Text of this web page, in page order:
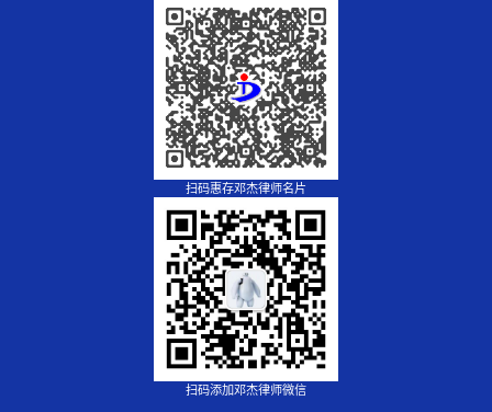
扫码惠存邓杰律师名片
扫码添加邓杰律师微信